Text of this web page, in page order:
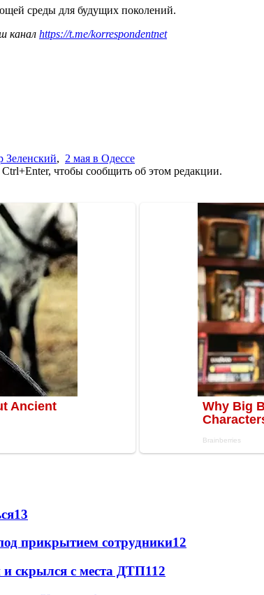
среды для будущих поколений.
канал https://t.me/korrespondentnet
Зеленский, 2 мая в Одессе
чтобы сообщить об этом редакции.
13
прикрытием сотрудники12
и скрылся с места ДТП112